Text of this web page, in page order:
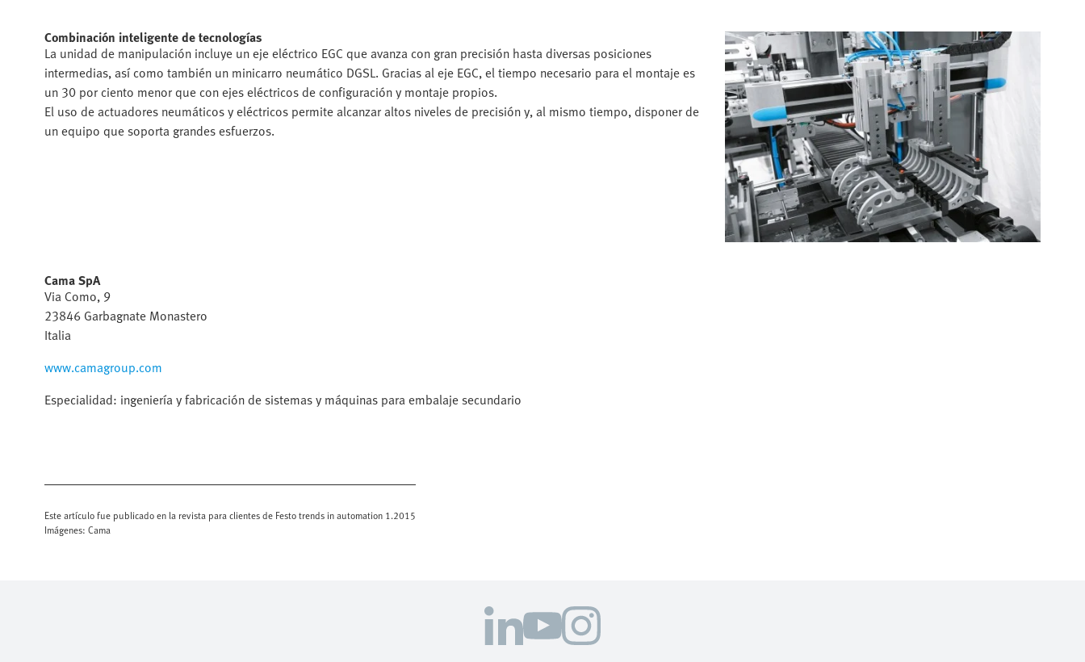
Combinación inteligente de tecnologías
La unidad de manipulación incluye un eje eléctrico EGC que avanza con gran precisión hasta diversas posiciones
intermedias, así como también un minicarro neumático DGSL. Gracias al eje EGC, el tiempo necesario para el montaje es
un 30 por ciento menor que con ejes eléctricos de configuración y montaje propios.
El uso de actuadores neumáticos y eléctricos permite alcanzar altos niveles de precisión y, al mismo tiempo, disponer de
un equipo que soporta grandes esfuerzos.
Cama SpA
Via Como, 9
23846 Garbagnate Monastero
Italia
www.camagroup.com
Especialidad: ingeniería y fabricación de sistemas y máquinas para embalaje secundario
Este artículo fue publicado en la revista para clientes de Festo trends in automation 1.2015
Imágenes: Cama